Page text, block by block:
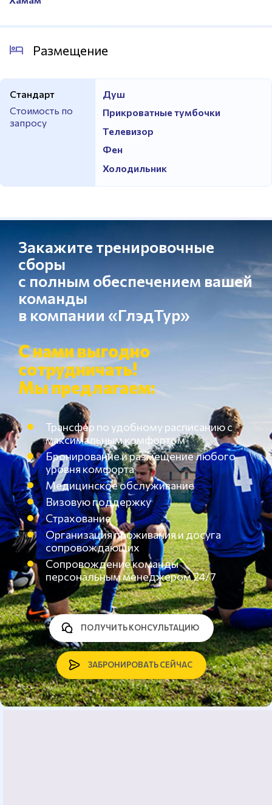
Размещение
Стандарт
Стоимость по
запросу
Душ
Прикроватные тумбочки
Телевизор
Фен
Холодильник
Закажите тренировочные
сборы
с полным обеспечением вашей
команды
в компании «ГлэдТур»
С нами выгодно
сотрудничать!
Мы предлагаем:
Трансфер по удобному расписанию с
максимальным комфортом
Бронирование и размещение любого
уровня комфорта
Медицинское обслуживание
Визовую поддержку
Страхование
Организация проживания и досуга
сопровождающих
Сопровождение команды
персональным менеджером 24/7
ЗАБРОНИРОВАТЬ СЕЙЧАС
ПОЛУЧИТЬ КОНСУЛЬТАЦИЮ